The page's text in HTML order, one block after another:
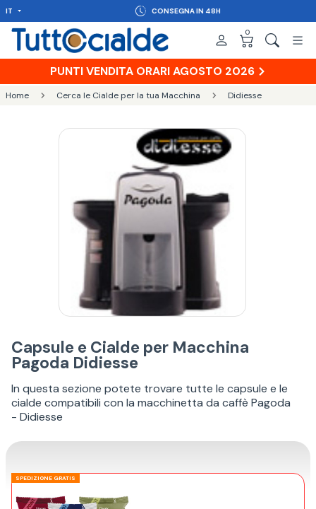
IT CONSEGNA IN 48H
0
PUNTI VENDITA ORARI AGOSTO 2026
Home Cerca le Cialde per la tua Macchina Didiesse
Capsule e Cialde per Macchina
Pagoda Didiesse
In questa sezione potete trovare tutte le capsule e le
cialde compatibili con la macchinetta da caffè Pagoda
- Didiesse
SPEDIZIONE GRATIS